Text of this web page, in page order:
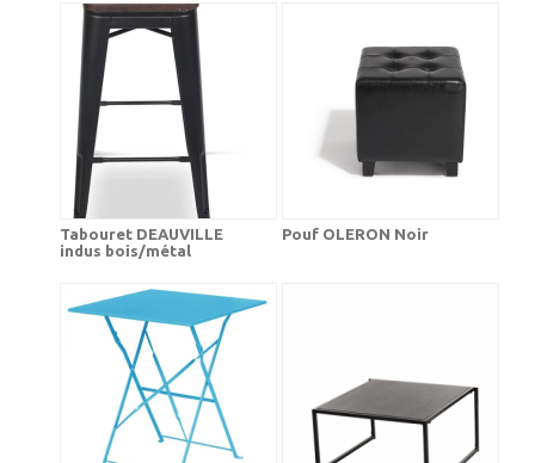
Tabouret DEAUVILLE
indus bois/métal
Pouf OLERON Noir